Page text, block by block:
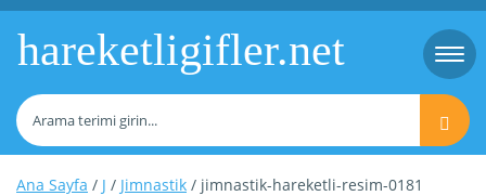
hareketligifler.net
Ana Sayfa / J / Jimnastik / jimnastik-hareketli-resim-0181